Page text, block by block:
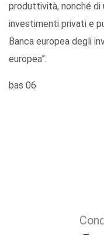
produttività, nonché di
investimenti privati e
Banca europea degli
europea”.
bas 06